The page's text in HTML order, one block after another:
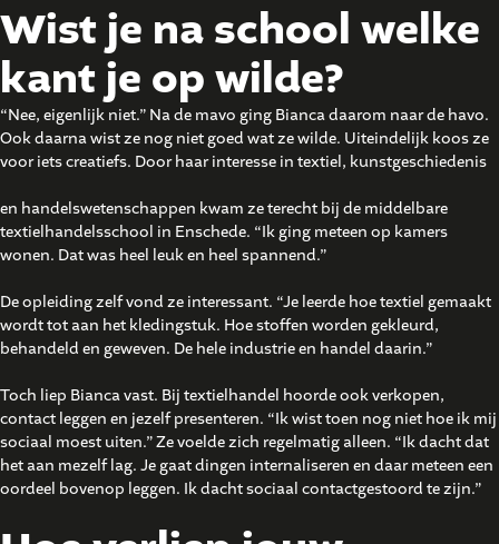
Wist je na school welke
kant je op wilde?
“Nee, eigenlijk niet.” Na de mavo ging Bianca daarom naar de havo.
Ook daarna wist ze nog niet goed wat ze wilde. Uiteindelijk koos ze
voor iets creatiefs. Door haar interesse in textiel, kunstgeschiedenis
en handelswetenschappen kwam ze terecht bij de middelbare
textielhandelsschool in Enschede. “Ik ging meteen op kamers
wonen. Dat was heel leuk en heel spannend.”
De opleiding zelf vond ze interessant. “Je leerde hoe textiel gemaakt
wordt tot aan het kledingstuk. Hoe stoffen worden gekleurd,
behandeld en geweven. De hele industrie en handel daarin.”
Toch liep Bianca vast. Bij textielhandel hoorde ook verkopen,
contact leggen en jezelf presenteren. “Ik wist toen nog niet hoe ik mij
sociaal moest uiten.” Ze voelde zich regelmatig alleen. “Ik dacht dat
het aan mezelf lag. Je gaat dingen internaliseren en daar meteen een
oordeel bovenop leggen. Ik dacht sociaal contactgestoord te zijn.”